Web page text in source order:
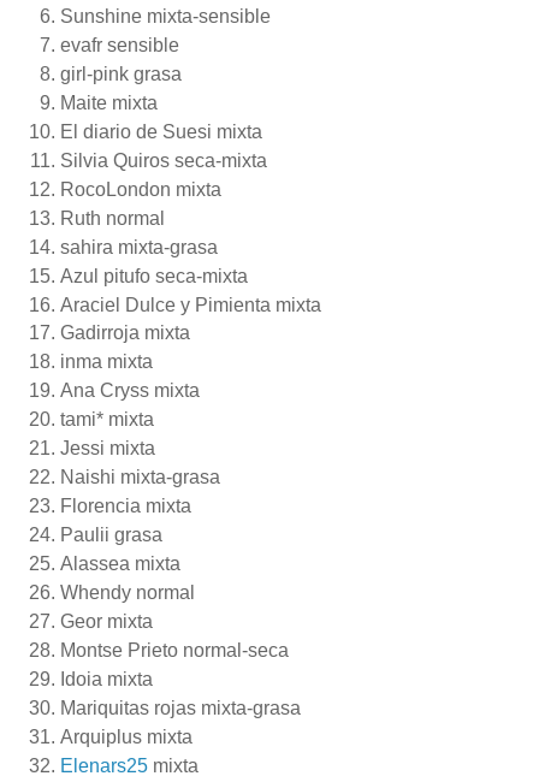
Sunshine mixta-sensible
evafr sensible
girl-pink grasa
Maite mixta
El diario de Suesi mixta
Silvia Quiros seca-mixta
RocoLondon mixta
Ruth normal
sahira mixta-grasa
Azul pitufo seca-mixta
Araciel Dulce y Pimienta mixta
Gadirroja mixta
inma mixta
Ana Cryss mixta
tami* mixta
Jessi mixta
Naishi mixta-grasa
Florencia mixta
Paulii grasa
Alassea mixta
Whendy normal
Geor mixta
Montse Prieto normal-seca
Idoia mixta
Mariquitas rojas mixta-grasa
Arquiplus mixta
Elenars25 mixta